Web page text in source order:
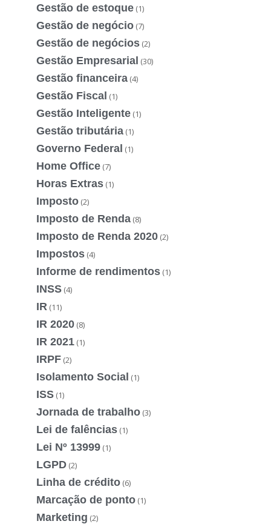
Gestão de estoque (1)
Gestão de negócio (7)
Gestão de negócios (2)
Gestão Empresarial (30)
Gestão financeira (4)
Gestão Fiscal (1)
Gestão Inteligente (1)
Gestão tributária (1)
Governo Federal (1)
Home Office (7)
Horas Extras (1)
Imposto (2)
Imposto de Renda (8)
Imposto de Renda 2020 (2)
Impostos (4)
Informe de rendimentos (1)
INSS (4)
IR (11)
IR 2020 (8)
IR 2021 (1)
IRPF (2)
Isolamento Social (1)
ISS (1)
Jornada de trabalho (3)
Lei de falências (1)
Lei Nº 13999 (1)
LGPD (2)
Linha de crédito (6)
Marcação de ponto (1)
Marketing (2)